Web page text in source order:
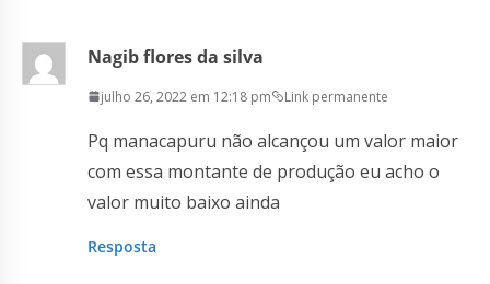
Nagib flores da silva
julho 26, 2022 em 12:18 pm Link permanente
Pq manacapuru não alcançou um valor maior
com essa montante de produção eu acho o
valor muito baixo ainda
Resposta